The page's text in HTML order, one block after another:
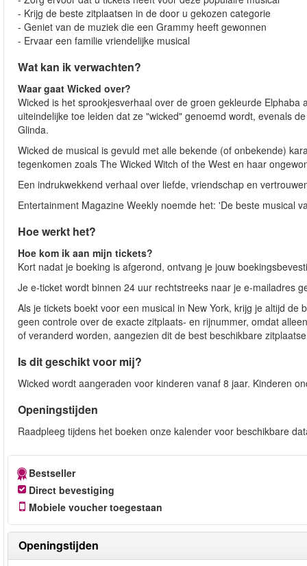
- Krijg de beste zitplaatsen in de door u gekozen categorie
- Geniet van de muziek die een Grammy heeft gewonnen
- Ervaar een familie vriendelijke musical
Wat kan ik verwachten?
Waar gaat Wicked over?
Wicked is het sprookjesverhaal over de groen gekleurde
uiteindelijke toe leiden dat ze "wicked" genoemd wordt, evenals
Glinda.
Wicked de musical is gevuld met alle bekende (of onbekende)
tegenkomen zoals The Wicked Witch of the West en haar
Een indrukwekkend verhaal over liefde, vriendschap en
Entertainment Magazine Weekly noemde het: 'De beste musical
Hoe werkt het?
Hoe kom ik aan mijn tickets?
Kort nadat je boeking is afgerond, ontvang je jouw
Je e-ticket wordt binnen 24 uur rechtstreeks naar je e-mailadres
Als je tickets boekt voor een musical in New York, krijg je altijd
geen controle over de exacte zitplaats- en rijnummer, omdat
of veranderd worden, aangezien dit de best beschikbare
Is dit geschikt voor mij?
Wicked wordt aangeraden voor kinderen vanaf 8 jaar. Kinderen
Openingstijden
Raadpleeg tijdens het boeken onze kalender voor beschikbare
Bestseller
Direct bevestiging
Mobiele voucher toegestaan
Openingstijden